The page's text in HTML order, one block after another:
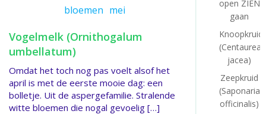
bloemen mei
Vogelmelk (Ornithogalum
umbellatum)
Omdat het toch nog pas voelt alsof het
april is met de eerste mooie dag: een
bolletje. Uit de aspergefamilie. Stralende
witte bloemen die nogal gevoelig […]
open ZIEN
gaan
Knoopkruid
(Centaurea
jacea)
Zeepkruid
(Saponaria
officinalis)